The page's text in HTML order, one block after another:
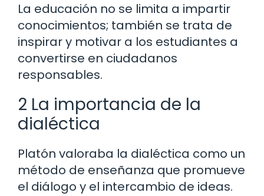
La educación no se limita a impartir
conocimientos; también se trata de
inspirar y motivar a los estudiantes a
convertirse en ciudadanos
responsables.
2 La importancia de la
dialéctica
Platón valoraba la dialéctica como un
método de enseñanza que promueve
el diálogo y el intercambio de ideas.